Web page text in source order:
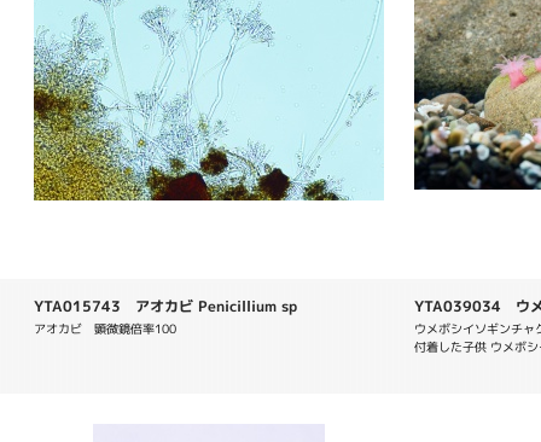
YTA015743 アオカビ Penicillium sp
アオカビ　顕微鏡倍率100
YTA039034 ウ
equina
ウメボシイソギンチ